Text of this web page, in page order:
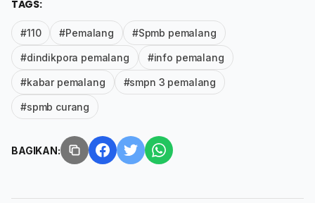
TAGS:
#110 #Pemalang #Spmb pemalang
#dindikpora pemalang #info pemalang
#kabar pemalang #smpn 3 pemalang
#spmb curang
BAGIKAN: